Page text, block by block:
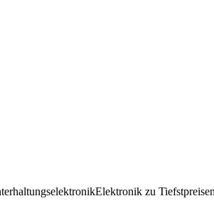
Elektronik zu Tiefstpreisen